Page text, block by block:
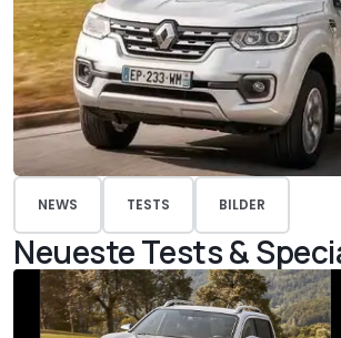
NEWS TESTS BILDER
Neueste Tests &